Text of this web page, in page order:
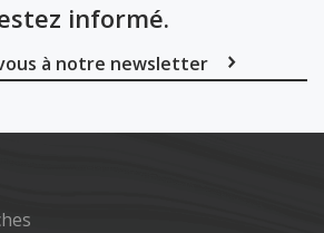
informé.
à notre newsletter